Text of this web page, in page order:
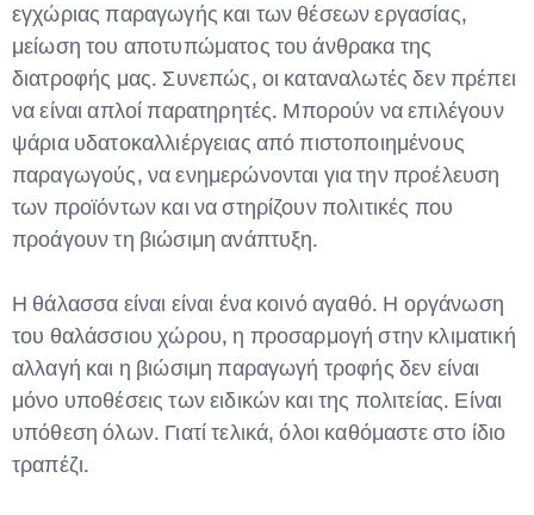
εγχώριας παραγωγής και των θέσεων εργασίας,
μείωση του αποτυπώματος του άνθρακα της
διατροφής μας. Συνεπώς, οι καταναλωτές δεν πρέπει
να είναι απλοί παρατηρητές. Μπορούν να επιλέγουν
ψάρια υδατοκαλλιέργειας από πιστοποιημένους
παραγωγούς, να ενημερώνονται για την προέλευση
των προϊόντων και να στηρίζουν πολιτικές που
προάγουν τη βιώσιμη ανάπτυξη.
Η θάλασσα είναι είναι ένα κοινό αγαθό. Η οργάνωση
του θαλάσσιου χώρου, η προσαρμογή στην κλιματική
αλλαγή και η βιώσιμη παραγωγή τροφής δεν είναι
μόνο υποθέσεις των ειδικών και της πολιτείας. Είναι
υπόθεση όλων. Γιατί τελικά, όλοι καθόμαστε στο ίδιο
τραπέζι.